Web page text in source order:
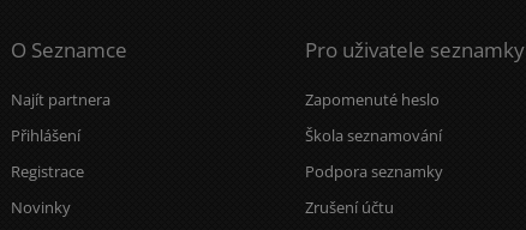
O Seznamce
Najít partnera
Přihlášení
Registrace
Novinky
Pro uživatele seznamky
Zapomenuté heslo
Škola seznamování
Podpora seznamky
Zrušení účtu